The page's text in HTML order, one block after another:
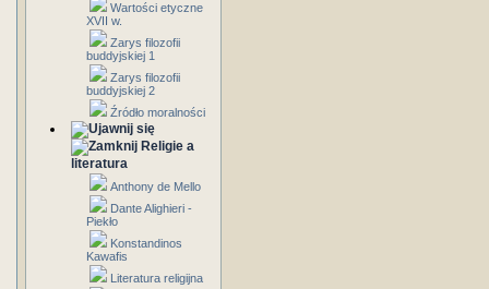
Wartości etyczne
XVII w.
Zarys filozofii
buddyjskiej 1
Zarys filozofii
buddyjskiej 2
Źródło moralności
Religie a
literatura
Anthony de Mello
Dante Alighieri -
Piekło
Konstandinos
Kawafis
Literatura religijna